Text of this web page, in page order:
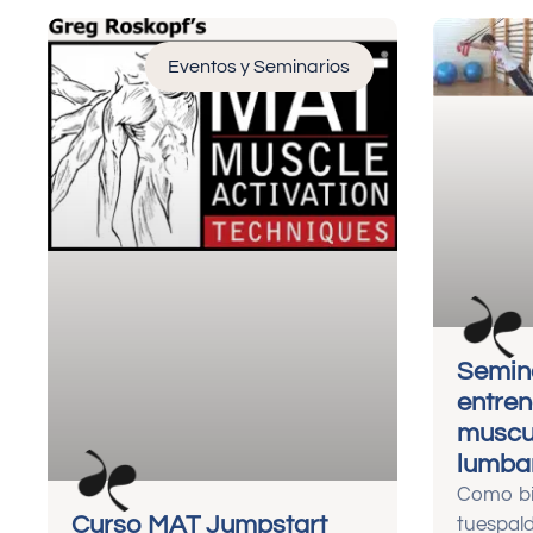
Eventos y Seminarios
Curso MAT Jumpstart
Como